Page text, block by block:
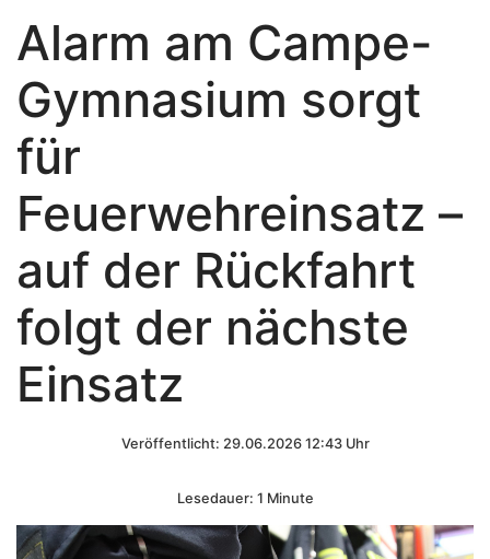
Alarm am Campe-
Gymnasium sorgt
für
Feuerwehreinsatz –
auf der Rückfahrt
folgt der nächste
Einsatz
Veröffentlicht: 29.06.2026 12:43 Uhr
Lesedauer: 1 Minute